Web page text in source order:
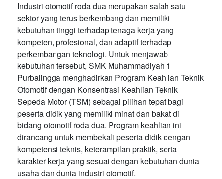
Industri otomotif roda dua merupakan salah satu
sektor yang terus berkembang dan memiliki
kebutuhan tinggi terhadap tenaga kerja yang
kompeten, profesional, dan adaptif terhadap
perkembangan teknologi. Untuk menjawab
kebutuhan tersebut, SMK Muhammadiyah 1
Purbalingga menghadirkan Program Keahlian Teknik
Otomotif dengan Konsentrasi Keahlian Teknik
Sepeda Motor (TSM) sebagai pilihan tepat bagi
peserta didik yang memiliki minat dan bakat di
bidang otomotif roda dua. Program keahlian ini
dirancang untuk membekali peserta didik dengan
kompetensi teknis, keterampilan praktik, serta
karakter kerja yang sesuai dengan kebutuhan dunia
usaha dan dunia industri otomotif.